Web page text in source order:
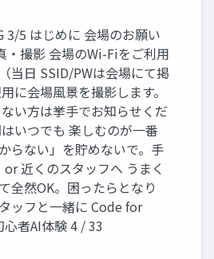
3/5 はじめに 会場のお願い
・撮影 会場のWi-Fiをご利⽤
当⽇ SSID/PWは会場にて掲
に会場⾵景を撮影します。
い⽅は挙⼿でお知らせくだ
いつでも 楽しむのが⼀番
からない」を貯めないで。⼿
or 近くのスタッフへ うまく
全然OK。困ったらとなり
ッフと⼀緒に Code for
⼼者AI体験 4 / 33